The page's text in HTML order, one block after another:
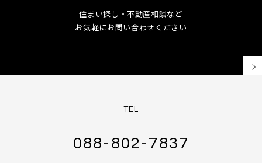
住まい探し・不動産相談など
お気軽にお問い合わせください
TEL
088-802-7837